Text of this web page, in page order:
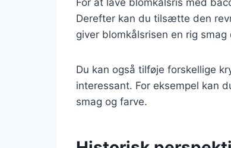
Derefter kan du tilsætte den
giver blomkålsrisen en rig
Du kan også tilføje forskellige
interessant. For eksempel kan
smag og farve.